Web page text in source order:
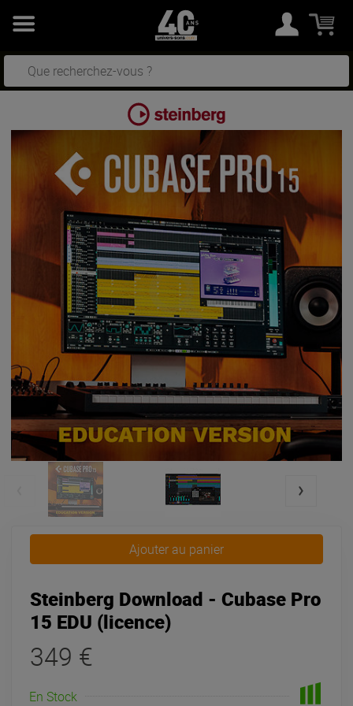
Ajouter au panier
Steinberg Download - Cubase Pro
15 EDU (licence)
349 €
En Stock